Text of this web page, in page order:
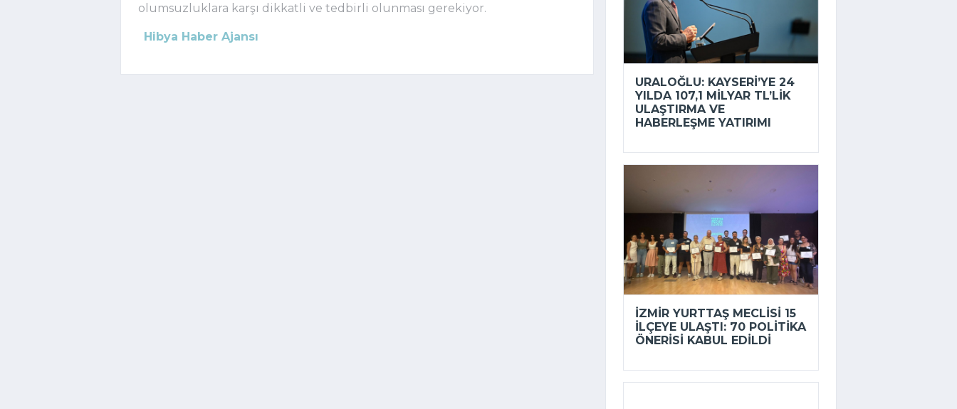
olumsuzluklara karşı dikkatli ve tedbirli olunması gerekiyor.
Hibya Haber Ajansı
URALOĞLU: KAYSERI’YE 24
YILDA 107,1 MILYAR TL’LIK
ULAŞTIRMA VE
HABERLEŞME YATIRIMI
İZMIR YURTTAŞ MECLISI 15
ILÇEYE ULAŞTI: 70 POLITIKA
ÖNERISI KABUL EDILDI